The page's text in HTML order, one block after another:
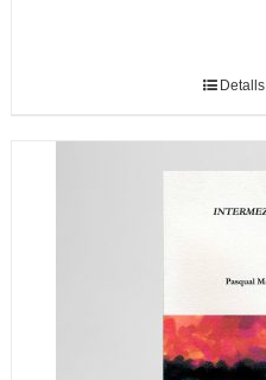
Detalls